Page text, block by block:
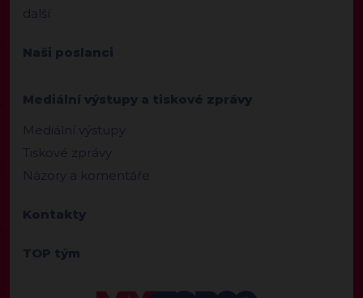
další
Naši poslanci
Mediální výstupy a tiskové zprávy
Mediální výstupy
Tiskové zprávy
Názory a komentáře
Kontakty
TOP tým